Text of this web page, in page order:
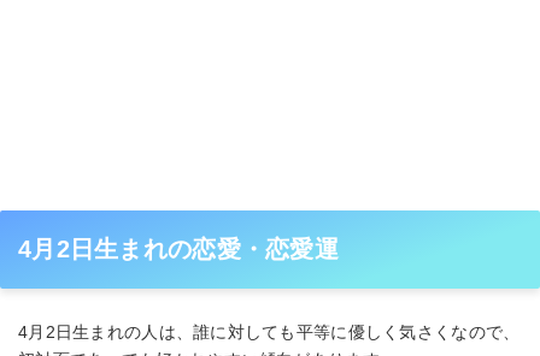
4月2日生まれの恋愛・恋愛運
4月2日生まれの人は、誰に対しても平等に優しく気さくなので、